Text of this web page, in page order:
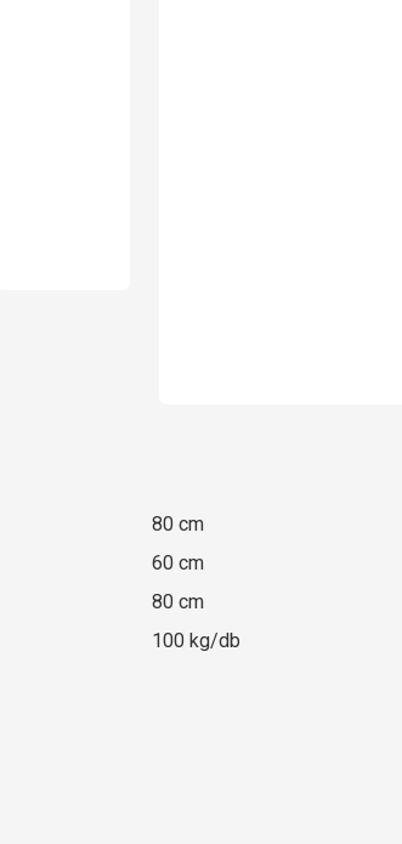
80 cm
60 cm
80 cm
100 kg/db